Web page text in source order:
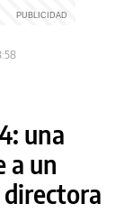
una
a un